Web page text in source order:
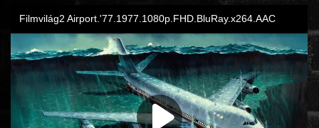
THRILLER
DRÁMA